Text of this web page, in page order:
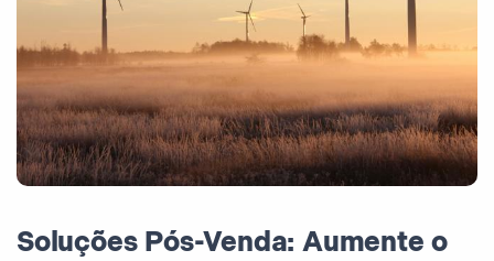
Soluções Pós-Venda: Aumente o